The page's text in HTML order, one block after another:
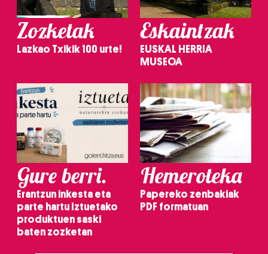
Zozketak
Lazkao Txikik 100 urte!
Eskaintzak
EUSKAL HERRIA
MUSEOA
Gure berri.
Erantzun inkesta eta
parte hartu Iztuetako
produktuen saski
baten zozketan
Hemeroteka
Papereko zenbakiak
PDF formatuan